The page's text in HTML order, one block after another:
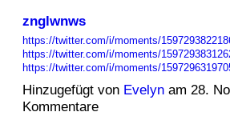
znglwnws
https://twitter.com/i/moments/
https://twitter.com/i/moments/
https://twitter.com/i/moments/
Hinzugefügt von Evelynam 28.
Kommentare